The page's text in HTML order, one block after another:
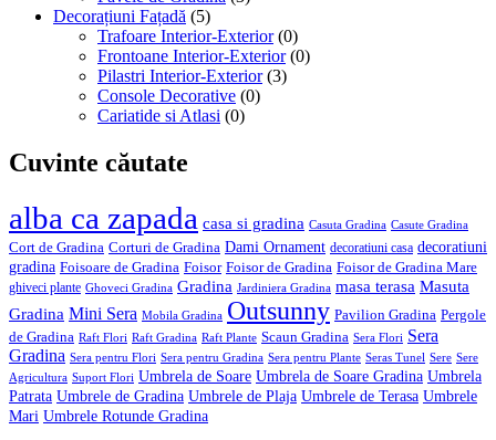
Decorațiuni Fațadă (5)
Trafoare Interior-Exterior (0)
Frontoane Interior-Exterior (0)
Pilastri Interior-Exterior (3)
Console Decorative (0)
Cariatide si Atlasi (0)
Cuvinte căutate
alba ca zapada casa si gradina Casuta Gradina Casute Gradina
Cort de Gradina Corturi de Gradina Dami Ornament decoratiuni casa decoratiuni
gradina Foisoare de Gradina Foisor Foisor de Gradina Foisor de Gradina Mare
ghiveci plante Ghoveci Gradina Gradina Jardiniera Gradina masa terasa Masuta
Gradina Mini Sera Mobila Gradina Outsunny Pavilion Gradina Pergole
de Gradina Raft Flori Raft Gradina Raft Plante Scaun Gradina Sera Flori Sera
Gradina Sera pentru Flori Sera pentru Gradina Sera pentru Plante Seras Tunel Sere Sere
Agricultura Suport Flori Umbrela de Soare Umbrela de Soare Gradina Umbrela
Patrata Umbrele de Gradina Umbrele de Plaja Umbrele de Terasa Umbrele
Mari Umbrele Rotunde Gradina